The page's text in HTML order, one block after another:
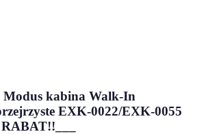
Modus kabina Walk-In
EXK-0022/EXK-0055